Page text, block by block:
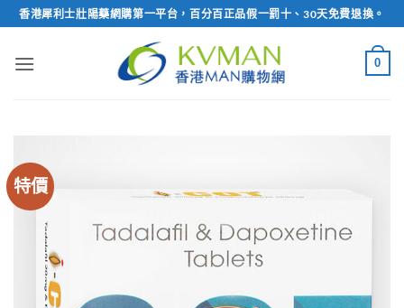
Skip
to
content
香港犀利士壯陽藥網購第一平台，百分百正品假一罰十、30天免費退換。
0
特價